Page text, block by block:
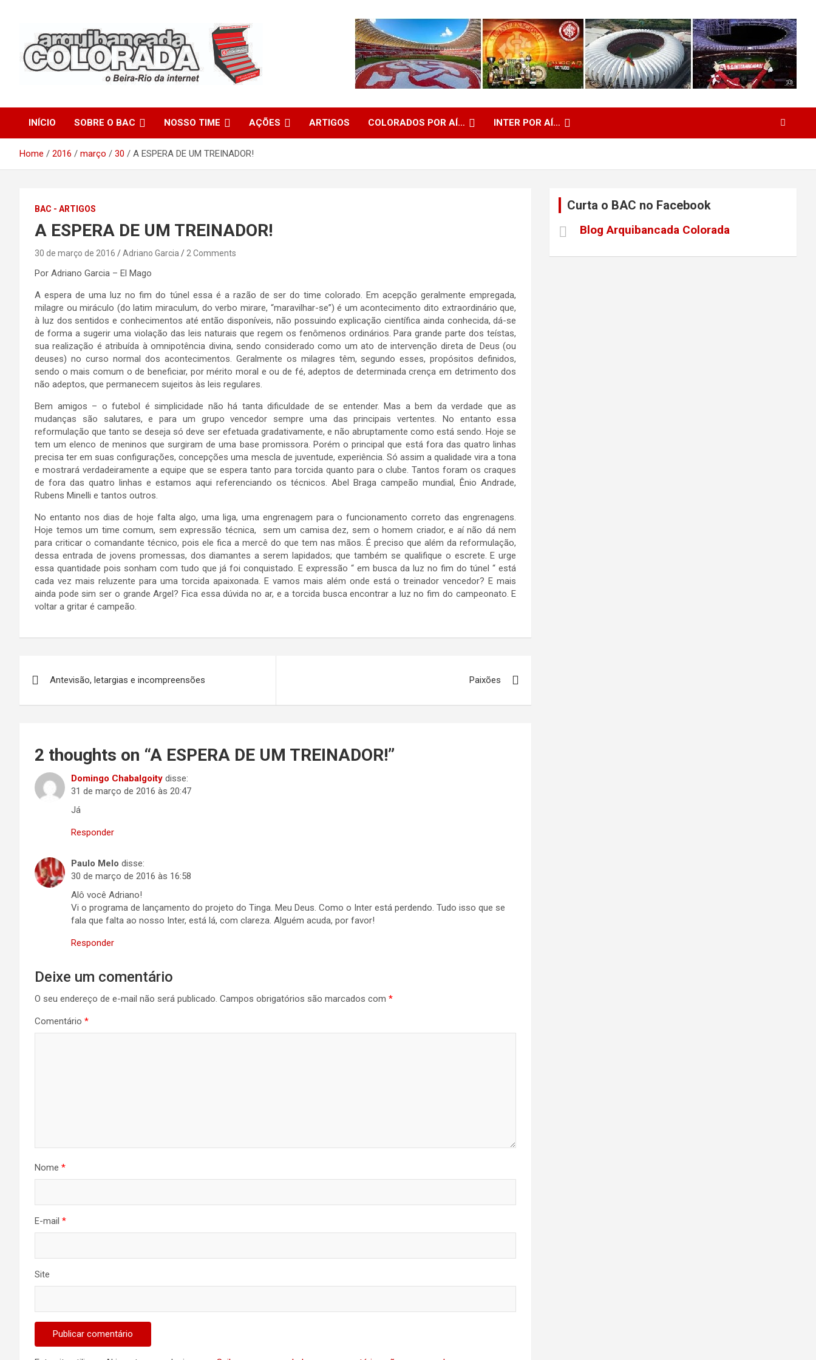
Arquibancada Colorada
INÍCIO SOBRE O BAC NOSSO TIME AÇÕES ARTIGOS COLORADOS POR AÍ… INTER POR AÍ…
Home 2016 março 30 A ESPERA DE UM TREINADOR!
BAC - ARTIGOS
A ESPERA DE UM TREINADOR!
30 de março de 2016 Adriano Garcia 2 Comments
Por Adriano Garcia – El Mago
A espera de uma luz no fim do túnel essa é a razão de ser do time colorado. Em acepção geralmente empregada,
milagre ou miráculo (do latim miraculum, do verbo mirare, “maravilhar-se”) é um acontecimento dito extraordinário que,
à luz dos sentidos e conhecimentos até então disponíveis, não possuindo explicação científica ainda conhecida, dá-se
de forma a sugerir uma violação das leis naturais que regem os fenômenos ordinários. Para grande parte dos teístas,
sua realização é atribuída à omnipotência divina, sendo considerado como um ato de intervenção direta de Deus (ou
deuses) no curso normal dos acontecimentos. Geralmente os milagres têm, segundo esses, propósitos definidos,
sendo o mais comum o de beneficiar, por mérito moral e ou de fé, adeptos de determinada crença em detrimento dos
não adeptos, que permanecem sujeitos às leis regulares.
Bem amigos – o futebol é simplicidade não há tanta dificuldade de se entender. Mas a bem da verdade que as
mudanças são salutares, e para um grupo vencedor sempre uma das principais vertentes. No entanto essa
reformulação que tanto se deseja só deve ser efetuada gradativamente, e não abruptamente como está sendo. Hoje se
tem um elenco de meninos que surgiram de uma base promissora. Porém o principal que está fora das quatro linhas
precisa ter em suas configurações, concepções uma mescla de juventude, experiência. Só assim a qualidade vira a tona
e mostrará verdadeiramente a equipe que se espera tanto para torcida quanto para o clube. Tantos foram os craques
de fora das quatro linhas e estamos aqui referenciando os técnicos. Abel Braga campeão mundial, Ênio Andrade,
Rubens Minelli e tantos outros.
No entanto nos dias de hoje falta algo, uma liga, uma engrenagem para o funcionamento correto das engrenagens.
Hoje temos um time comum, sem expressão técnica, sem um camisa dez, sem o homem criador, e aí não dá nem
para criticar o comandante técnico, pois ele fica a mercê do que tem nas mãos. É preciso que além da reformulação,
dessa entrada de jovens promessas, dos diamantes a serem lapidados; que também se qualifique o escrete. E urge
essa quantidade pois sonham com tudo que já foi conquistado. E expressão “ em busca da luz no fim do túnel “ está
cada vez mais reluzente para uma torcida apaixonada. E vamos mais além onde está o treinador vencedor? E mais
ainda pode sim ser o grande Argel? Fica essa dúvida no ar, e a torcida busca encontrar a luz no fim do campeonato. E
voltar a gritar é campeão.
de
Antevisão, letargias e incompreensões Paixões
2 thoughts on “A ESPERA DE UM TREINADOR!”
Domingo Chabalgoity disse:
31 de março de 2016 às 20:47
Já
Responder
Paulo Melo disse:
30 de março de 2016 às 16:58
Alô você Adriano!
Vi o programa de lançamento do projeto do Tinga. Meu Deus. Como o Inter está perdendo. Tudo isso que se
fala que falta ao nosso Inter, está lá, com clareza. Alguém acuda, por favor!
Responder
Deixe um comentário
O seu endereço de e-mail não será publicado. Campos obrigatórios são marcados com *
Comentário *
Nome *
E-mail *
Site
Curta o BAC no Facebook
Blog Arquibancada Colorada